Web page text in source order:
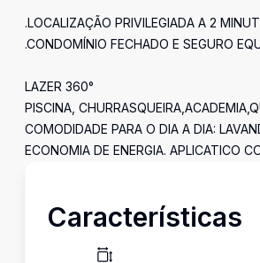
.LOCALIZAÇÃO PRIVILEGIADA A 2
.CONDOMÍNIO FECHADO E SEGURO
LAZER 360°
PISCINA,
COMODIDADE PARA O DIA A DIA:
ECONOMIA DE ENERGIA. APLICATICO
Características